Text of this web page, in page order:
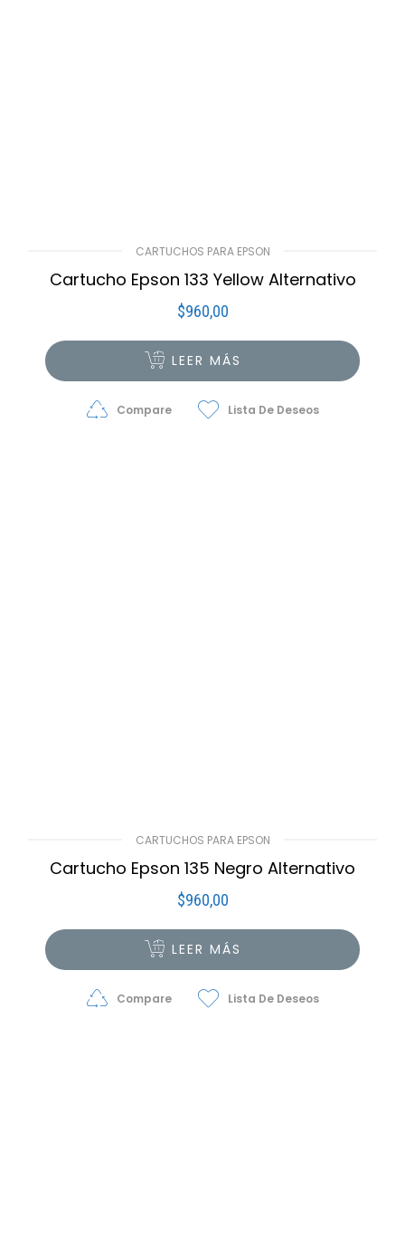
CARTUCHOS PARA EPSON
Cartucho Epson 133 Yellow Alternativo
$960,00
LEER MÁS
Compare Lista De Deseos
CARTUCHOS PARA EPSON
Cartucho Epson 135 Negro Alternativo
$960,00
LEER MÁS
Compare Lista De Deseos